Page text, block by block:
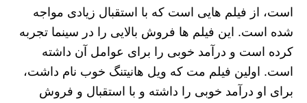
است، از فیلم هایی است که با استقبال زیادی مواجه
شده است. این فیلم ها فروش بالایی را در سینما تجربه
کرده است و درآمد خوبی را برای عوامل آن داشته
است. اولین فیلم مت که ویل هانیتنگ خوب نام داشت،
برای او درآمد خوبی را داشته و با استقبال و فروش